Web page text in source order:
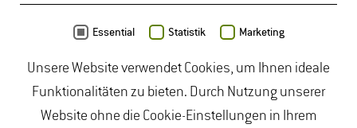
OpenStreetMap- Veröffentlicht unterODbL
duales Studium Gartenbau| Gartenbau Studium|
Lebensmittelrecht Studium|Lebensmittelsicherheit
Essential Statistik Marketing
Unsere Website verwendet Cookies, um Ihnen ideale
Funktionalitäten zu bieten. Durch Nutzung unserer
Website ohne die Cookie-Einstellungen in Ihrem